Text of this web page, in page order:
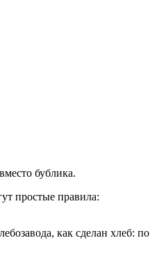
бублика.
простые правила:
как сделан хлеб: по